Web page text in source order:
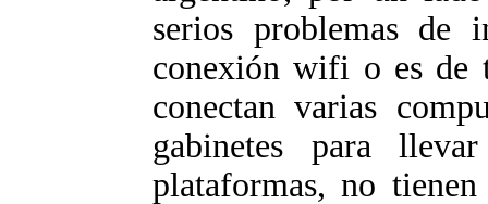
serios problemas de
conexión wifi o es de
conectan varias
gabinetes para
plataformas, no